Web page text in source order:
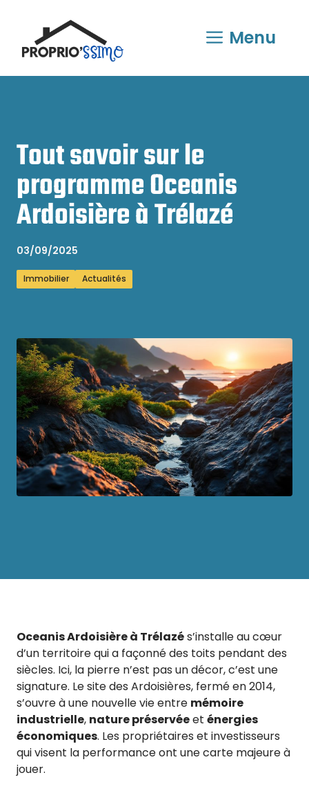
contenu
Menu
Tout savoir sur le
programme Oceanis
Ardoisière à Trélazé
03/09/2025
Immobilier Actualités
Oceanis Ardoisière à Trélazés’installe au cœur
d’un territoire qui a façonné des toits pendant des
siècles. Ici, la pierre n’est pas un décor, c’est une
signature. Le site des Ardoisières, fermé en 2014,
s’ouvre à une nouvelle vie entre mémoire
industrielle, nature préservéeet énergies
économiques. Les propriétaires et investisseurs
qui visent la performance ont une carte majeure à
jouer.